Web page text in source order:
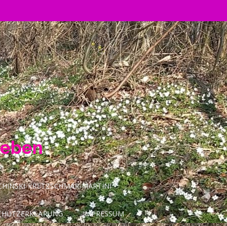
KRETZSCHMAR-MARTINI
IMPRESSUM